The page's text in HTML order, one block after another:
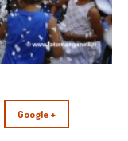
Google +